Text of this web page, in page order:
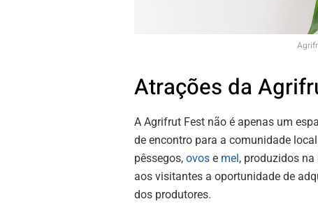
Atrações da
A Agrifrut Fest não é apenas um
de encontro para a comunidade
pêssegos, ovos e mel, produzidos
aos visitantes a oportunidade de
dos produtores.